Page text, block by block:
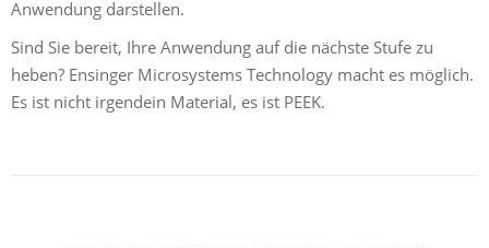
Anwendung darstellen.
Sind Sie bereit, Ihre Anwendung auf die nächste Stufe zu
heben? Ensinger Microsystems Technology macht es möglich.
Es ist nicht irgendein Material, es ist PEEK.